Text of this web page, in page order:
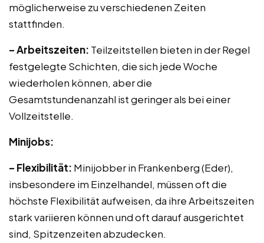
möglicherweise zu verschiedenen Zeiten
stattfinden.
– Arbeitszeiten: Teilzeitstellen bieten in der Regel
festgelegte Schichten, die sich jede Woche
wiederholen können, aber die
Gesamtstundenanzahl ist geringer als bei einer
Vollzeitstelle.
Minijobs:
– Flexibilität: Minijobber in Frankenberg (Eder),
insbesondere im Einzelhandel, müssen oft die
höchste Flexibilität aufweisen, da ihre Arbeitszeiten
stark variieren können und oft darauf ausgerichtet
sind, Spitzenzeiten abzudecken.